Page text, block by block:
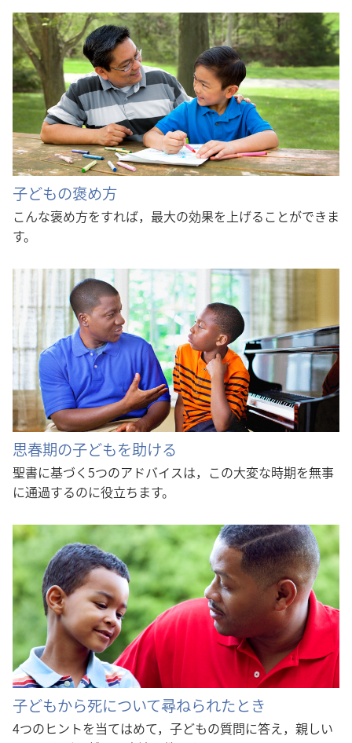
子どもの褒め方
こんな褒め方をすれば，最大の効果を上げることができま
す。
思春期の子どもを助ける
聖書に基づく5つのアドバイスは，この大変な時期を無事
に通過するのに役立ちます。
子どもから死について尋ねられたとき
4つのヒントを当てはめて，子どもの質問に答え，親しい